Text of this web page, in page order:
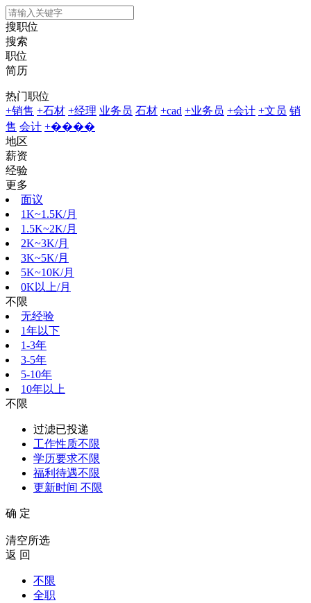
搜职位
搜索
职位
简历
热门职位
+销售 +石材 +经理 业务员 石材 +cad +业务员 +会计 +文员 销
售 会计 +����
地区
薪资
经验
更多
面议
1K~1.5K/月
1.5K~2K/月
2K~3K/月
3K~5K/月
5K~10K/月
0K以上/月
不限
无经验
1年以下
1-3年
3-5年
5-10年
10年以上
不限
过滤已投递
工作性质不限
学历要求不限
福利待遇不限
更新时间 不限
确 定
清空所选
返 回
不限
全职